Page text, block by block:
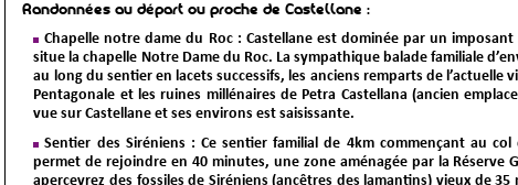
Randonnées au départ ou proche de Castellane :
Chapelle notre dame du Roc: Castellane est dominée par un
situe la chapelle Notre Dame du Roc. La sympathique balade familiale
au long du sentier en lacets successifs, les anciens remparts de l’actuelle
Pentagonale et les ruines millénaires de Petra Castellana (ancien
vue sur Castellane et ses environs est saisissante.
Sentier des Siréniens : Ce sentier familial de 4km commençant au col
permet de rejoindre en 40 minutes, une zone aménagée par la Réserve
apercevrez des fossiles de Siréniens (ancêtres des lamantins) vieux de 35